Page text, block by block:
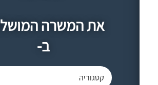
את המשרה המושלמת
קטגוריה